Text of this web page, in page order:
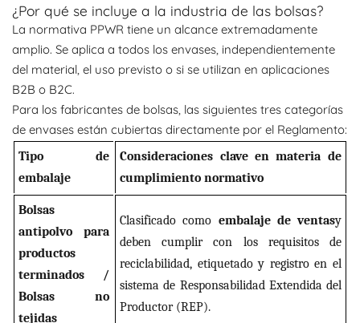
¿Por qué se incluye a la industria de las bolsas?
La normativa PPWR tiene un alcance extremadamente
amplio. Se aplica a todos los envases, independientemente
del material, el uso previsto o si se utilizan en aplicaciones
B2B o B2C.
Para los fabricantes de bolsas, las siguientes tres categorías
de envases están cubiertas directamente por el Reglamento:
Tipo de
embalaje
Consideraciones clave en materia de
cumplimiento normativo
Bolsas
antipolvo para
productos
terminados /
Bolsas no
tejidas
Clasificado como embalaje de ventasy
deben cumplir con los requisitos de
reciclabilidad, etiquetado y registro en el
sistema de Responsabilidad Extendida del
Productor (REP).